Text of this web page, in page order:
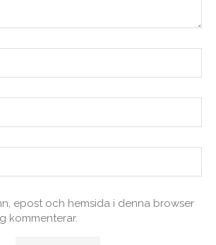
epost och hemsida i denna browser
kommenterar.